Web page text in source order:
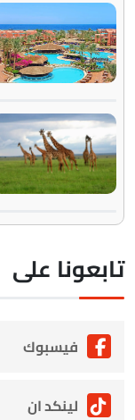
على
فيسبوك
لينكد ان